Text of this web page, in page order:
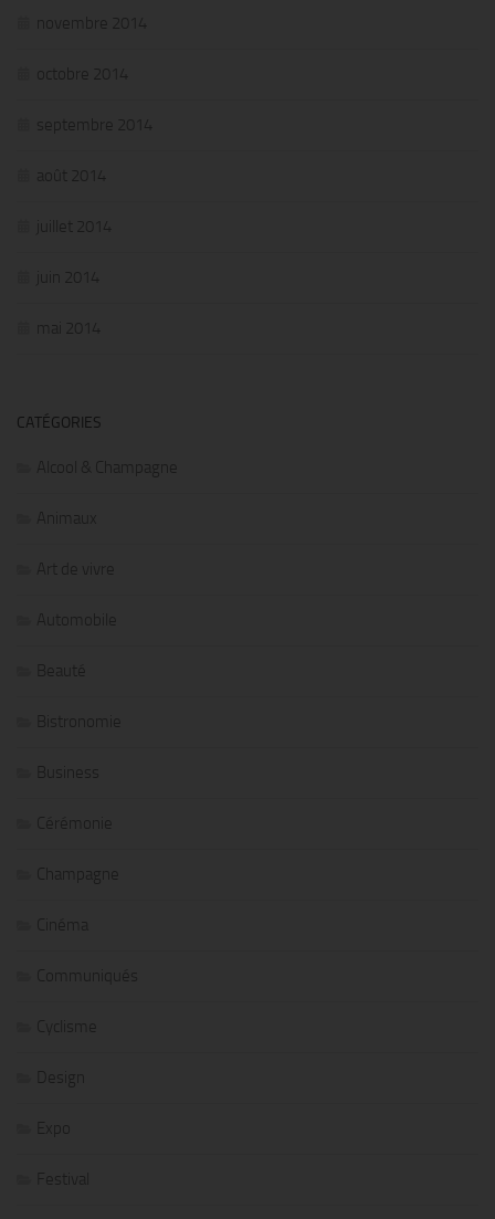
novembre 2014
octobre 2014
septembre 2014
août 2014
juillet 2014
juin 2014
mai 2014
CATÉGORIES
Alcool & Champagne
Animaux
Art de vivre
Automobile
Beauté
Bistronomie
Business
Cérémonie
Champagne
Cinéma
Communiqués
Cyclisme
Design
Expo
Festival